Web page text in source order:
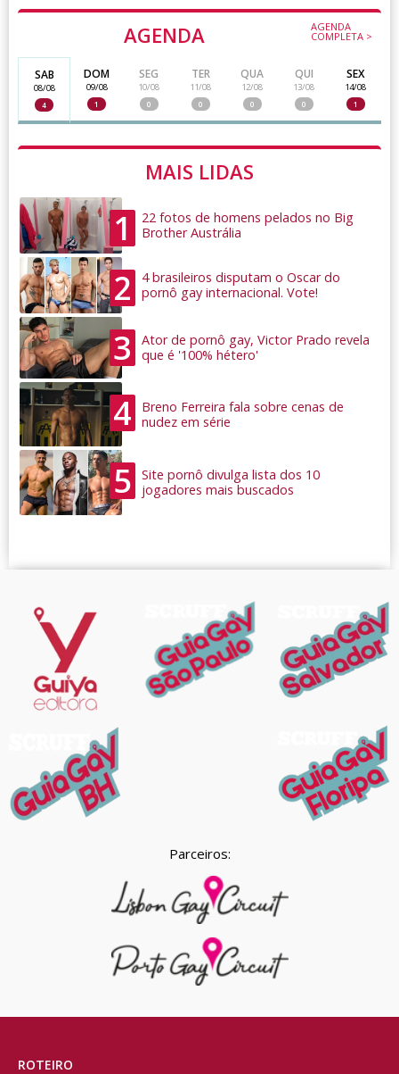
AGENDA AGENDA
COMPLETA >
SAB
08/08
4
DOM
09/08
1
SEG
10/08
0
TER
11/08
0
QUA
12/08
0
QUI
13/08
0
SEX
14/08
1
MAIS LIDAS
1
22 fotos de homens pelados no Big
Brother Austrália
2
4 brasileiros disputam o Oscar do
pornô gay internacional. Vote!
3
Ator de pornô gay, Victor Prado revela
que é '100% hétero'
4
Breno Ferreira fala sobre cenas de
nudez em série
5
Site pornô divulga lista dos 10
jogadores mais buscados
Parceiros:
ROTEIRO